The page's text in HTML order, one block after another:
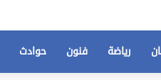
رياضة فنون حوادث